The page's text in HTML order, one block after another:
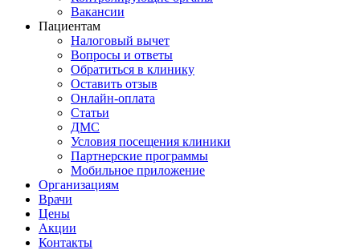
Вакансии
Пациентам
Налоговый вычет
Вопросы и ответы
Обратиться в клинику
Оставить отзыв
Онлайн-оплата
Статьи
ДМС
Условия посещения клиники
Партнерские программы
Мобильное приложение
Организациям
Врачи
Цены
Акции
Контакты